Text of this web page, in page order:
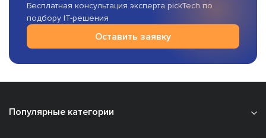
Бесплатная консультация эксперта pickTech по
подбору IT-решения
Оставить заявку
Популярные категории